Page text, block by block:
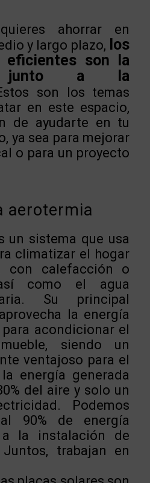
ahorrar en
y largo plazo, los
eficientes son la
junto a la
son los temas
en este espacio,
de ayudarte en tu
ya sea para mejorar
o para un proyecto
aerotermia
un sistema que usa
climatizar el hogar
con calefacción o
como el agua
Su principal
la energía
acondicionar el
siendo un
ventajoso para el
energía generada
del aire y solo un
Podemos
90% de energía
a la instalación de
trabajan en